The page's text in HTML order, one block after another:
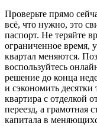
Проверьте прямо
всё, что нужно, это
паспорт. Не теряйте
ограниченное время,
квартал меняются.
воспользуйтесь
решение до конца
и сэкономить
квартира с отделкой
переезд, а грамотная
капитала в